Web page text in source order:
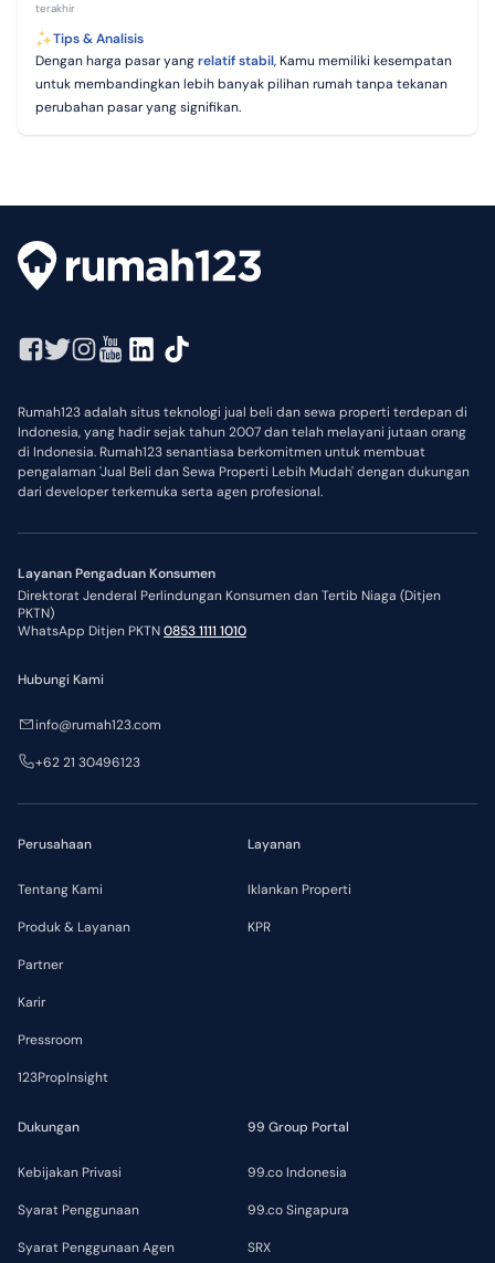
terakhir
Tips & Analisis
Dengan harga pasar yangrelatif stabil, Kamu memiliki kesempatan
untuk membandingkan lebih banyak pilihan rumah tanpa tekanan
perubahan pasar yang signifikan.
Rumah123 adalah situs teknologi jual beli dan sewa properti terdepan di
Indonesia, yang hadir sejak tahun 2007 dan telah melayani jutaan orang
di Indonesia. Rumah123 senantiasa berkomitmen untuk membuat
pengalaman 'Jual Beli dan Sewa Properti Lebih Mudah' dengan dukungan
dari developer terkemuka serta agen profesional.
Layanan Pengaduan Konsumen
Direktorat Jenderal Perlindungan Konsumen dan Tertib Niaga (Ditjen
PKTN)
WhatsApp Ditjen PKTN0853 1111 1010
Perusahaan
Tentang Kami
Produk & Layanan
Partner
Karir
Pressroom
123PropInsight
Layanan
Iklankan Properti
KPR
Dukungan
Kebijakan Privasi
Syarat Penggunaan
Syarat Penggunaan Agen
99 Group Portal
99.co Indonesia
99.co Singapura
SRX
Hubungi Kami
info@rumah123.com
+62 21 30496123